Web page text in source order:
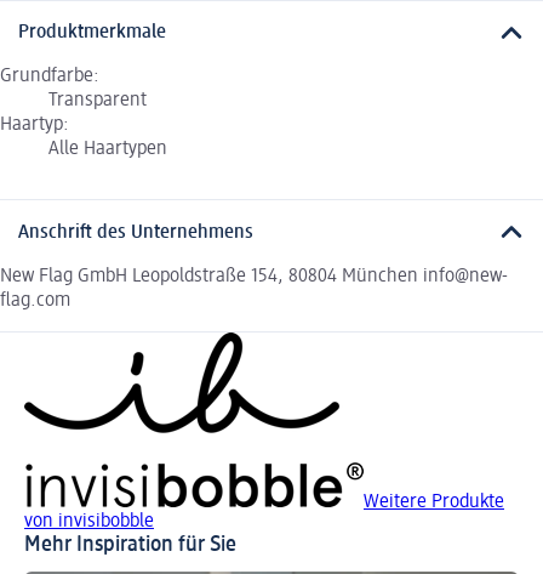
Produktmerkmale
Grundfarbe:
Transparent
Haartyp:
Alle Haartypen
Anschrift des Unternehmens
New Flag GmbH Leopoldstraße 154, 80804 München info@new-
flag.com
Weitere Produkte
von invisibobble
Mehr Inspiration für Sie